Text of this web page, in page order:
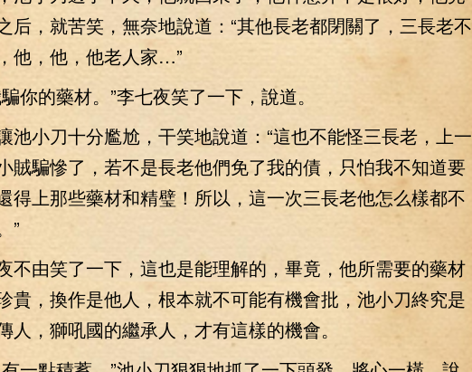
后，就苦笑，無奈地說道：“其他長老都閉關了，三長老不
他，他，他老人家…”
的藥材。”李七夜笑了一下，說道。
刀十分尷尬，干笑地說道：“這也不能怪三長老，上一
賊騙慘了，若不是長老他們免了我的債，只怕我不知道要
得上那些藥材和精璧！所以，這一次三長老他怎么樣都不
”
笑了一下，這也是能理解的，畢竟，他所需要的藥材
貴，換作是他人，根本就不可能有機會批，池小刀終究是
人，獅吼國的繼承人，才有這樣的機會。